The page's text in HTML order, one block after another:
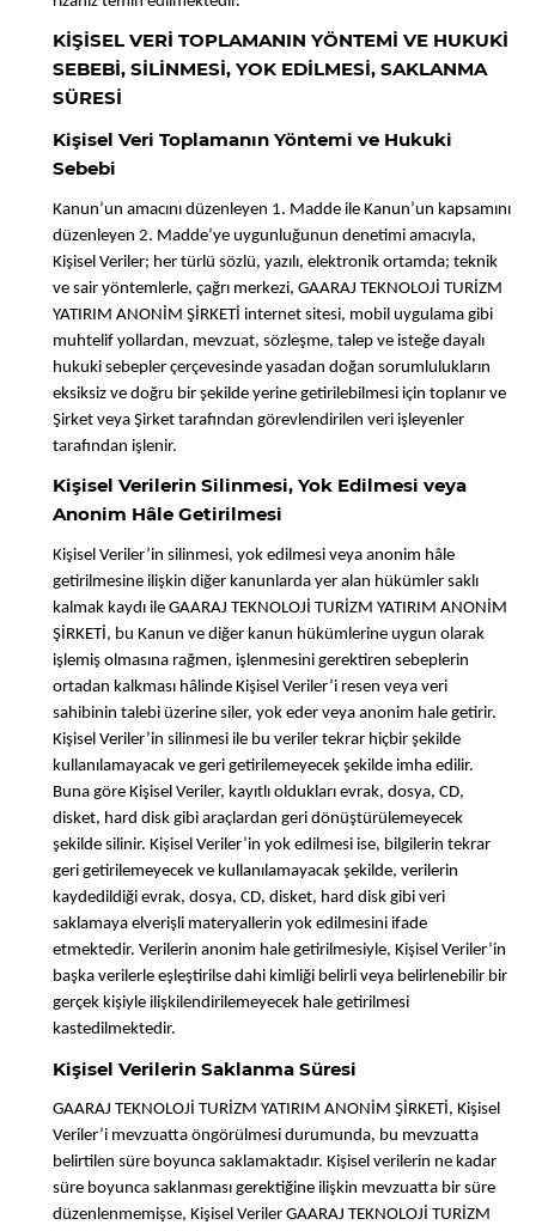
KİŞİSEL VERİ TOPLAMANIN YÖNTEMİ VE HUKUKİ
SEBEBİ, SİLİNMESİ, YOK EDİLMESİ, SAKLANMA
SÜRESİ
Kişisel Veri Toplamanın Yöntemi ve Hukuki
Sebebi
Kanun’un amacını düzenleyen 1. Madde ile Kanun’un kapsamını
düzenleyen 2. Madde’ye uygunluğunun denetimi amacıyla,
Kişisel Veriler; her türlü sözlü, yazılı, elektronik ortamda; teknik
ve sair yöntemlerle, çağrı merkezi, GAARAJ TEKNOLOJİ TURİZM
YATIRIM ANONİM ŞİRKETİ internet sitesi, mobil uygulama gibi
muhtelif yollardan, mevzuat, sözleşme, talep ve isteğe dayalı
hukuki sebepler çerçevesinde yasadan doğan sorumlulukların
eksiksiz ve doğru bir şekilde yerine getirilebilmesi için toplanır ve
Şirket veya Şirket tarafından görevlendirilen veri işleyenler
tarafından işlenir.
Kişisel Verilerin Silinmesi, Yok Edilmesi veya
Anonim Hâle Getirilmesi
Kişisel Veriler’in silinmesi, yok edilmesi veya anonim hâle
getirilmesine ilişkin diğer kanunlarda yer alan hükümler saklı
kalmak kaydı ile GAARAJ TEKNOLOJİ TURİZM YATIRIM ANONİM
ŞİRKETİ, bu Kanun ve diğer kanun hükümlerine uygun olarak
işlemiş olmasına rağmen, işlenmesini gerektiren sebeplerin
ortadan kalkması hâlinde Kişisel Veriler’i resen veya veri
sahibinin talebi üzerine siler, yok eder veya anonim hale getirir.
Kişisel Veriler’in silinmesi ile bu veriler tekrar hiçbir şekilde
kullanılamayacak ve geri getirilemeyecek şekilde imha edilir.
Buna göre Kişisel Veriler, kayıtlı oldukları evrak, dosya, CD,
disket, hard disk gibi araçlardan geri dönüştürülemeyecek
şekilde silinir. Kişisel Veriler’in yok edilmesi ise, bilgilerin tekrar
geri getirilemeyecek ve kullanılamayacak şekilde, verilerin
kaydedildiği evrak, dosya, CD, disket, hard disk gibi veri
saklamaya elverişli materyallerin yok edilmesini ifade
etmektedir. Verilerin anonim hale getirilmesiyle, Kişisel Veriler’in
başka verilerle eşleştirilse dahi kimliği belirli veya belirlenebilir bir
gerçek kişiyle ilişkilendirilemeyecek hale getirilmesi
kastedilmektedir.
Kişisel Verilerin Saklanma Süresi
GAARAJ TEKNOLOJİ TURİZM YATIRIM ANONİM ŞİRKETİ, Kişisel
Veriler’i mevzuatta öngörülmesi durumunda, bu mevzuatta
belirtilen süre boyunca saklamaktadır. Kişisel verilerin ne kadar
süre boyunca saklanması gerektiğine ilişkin mevzuatta bir süre
düzenlenmemişse, Kişisel Veriler GAARAJ TEKNOLOJİ TURİZM